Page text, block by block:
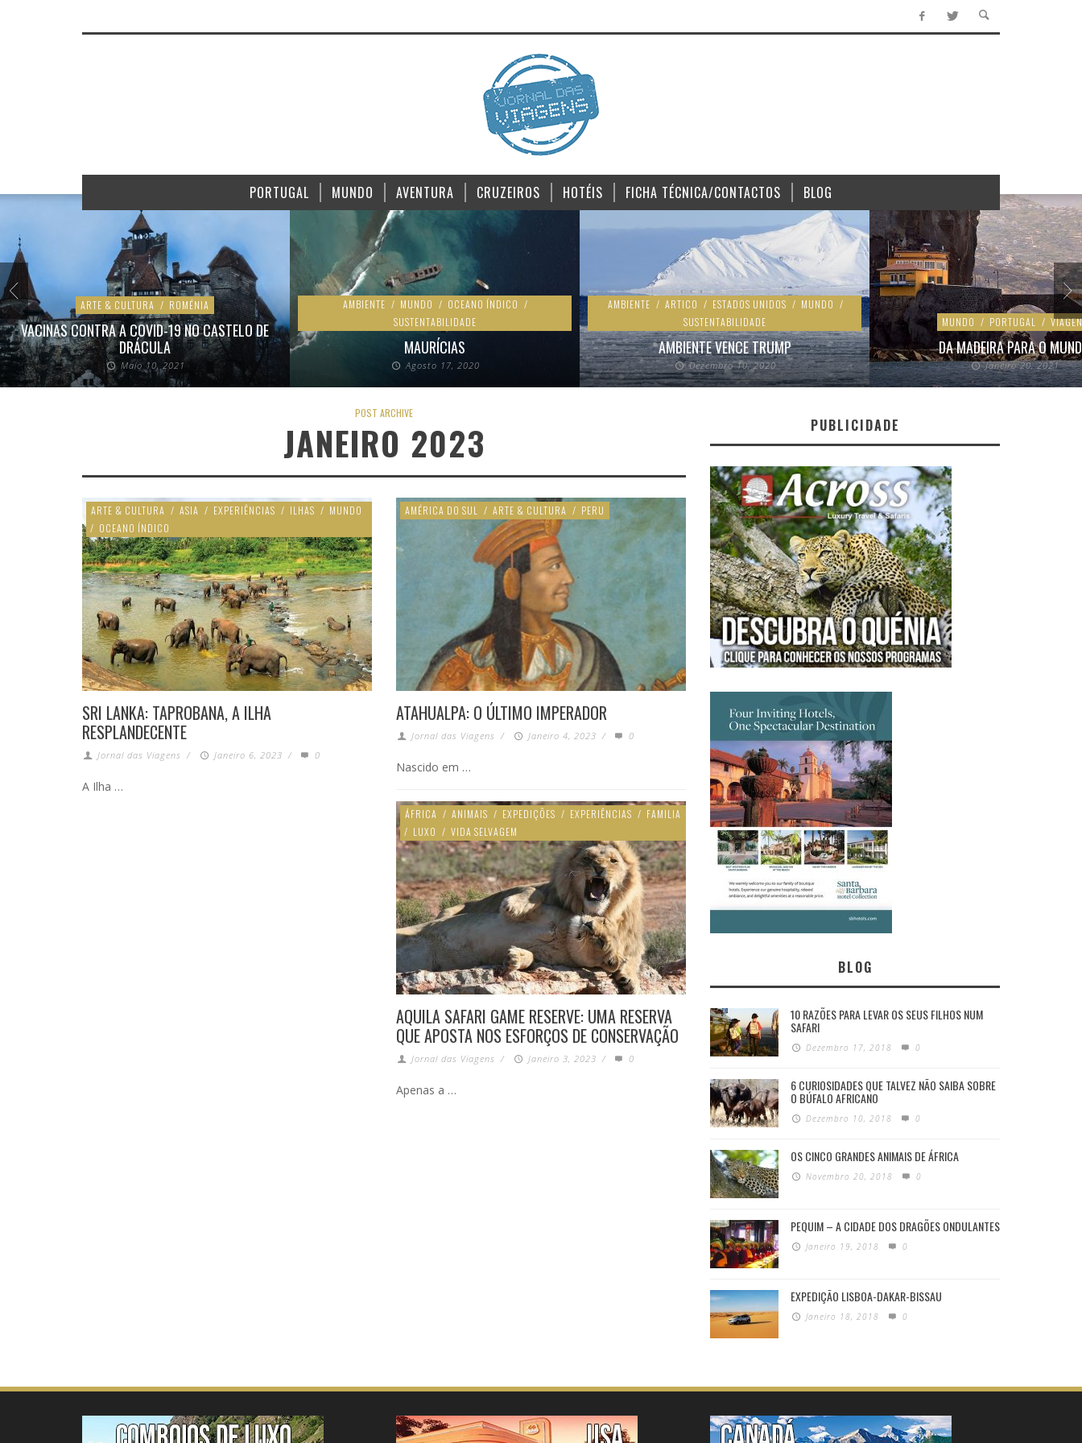
PORTUGAL MUNDO AVENTURA CRUZEIROS HOTÉIS FICHA TÉCNICA/CONTACTOS BLOG
ARTE & CULTURA / ROMÉNIA
VACINAS CONTRA A COVID-19 NO CASTELO DE
DRÁCULA
Maio 10, 2021
AMBIENTE / MUNDO / OCEANO ÍNDICO /
SUSTENTABILIDADE
MAURÍCIAS
Agosto 17, 2020
AMBIENTE / ARTICO / ESTADOS UNIDOS / MUNDO /
SUSTENTABILIDADE
AMBIENTE VENCE TRUMP
Dezembro 10, 2020
MUNDO / PORTUGAL /
DA MADEIRA PARA O
Janeiro 20, 2021
POST ARCHIVE
JANEIRO 2023
ARTE & CULTURA / ASIA / EXPERIÊNCIAS / ILHAS / MUNDO
/ OCEANO ÍNDICO
SRI LANKA: TAPROBANA, A ILHA
RESPLANDECENTE
Jornal das Viagens / Janeiro 6, 2023 / 0
A Ilha …
AMÉRICA DO SUL / ARTE & CULTURA / PERU
ATAHUALPA: O ÚLTIMO IMPERADOR
Jornal das Viagens / Janeiro 4, 2023 / 0
Nascido em …
ÁFRICA / ANIMAIS / EXPEDIÇÕES / EXPERIÊNCIAS / FAMILIA
/ LUXO / VIDA SELVAGEM
AQUILA SAFARI GAME RESERVE: UMA RESERVA
QUE APOSTA NOS ESFORÇOS DE CONSERVAÇÃO
Jornal das Viagens / Janeiro 3, 2023 / 0
Apenas a …
PUBLICIDADE
BLOG
10 RAZÕES PARA LEVAR OS SEUS FILHOS NUM
SAFARI
Dezembro 17, 2018 0
6 CURIOSIDADES QUE TALVEZ NÃO SAIBA SOBRE
O BÚFALO AFRICANO
Dezembro 10, 2018 0
OS CINCO GRANDES ANIMAIS DE ÁFRICA
Novembro 20, 2018 0
PEQUIM – A CIDADE DOS DRAGÕES ONDULANTES
Janeiro 19, 2018 0
EXPEDIÇÃO LISBOA-DAKAR-BISSAU
Janeiro 18, 2018 0